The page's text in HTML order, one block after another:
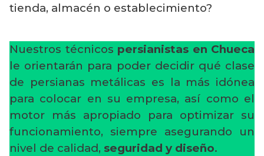
tienda, almacén o establecimiento?
Nuestros técnicos persianistas en Chueca
le orientarán para poder decidir qué clase
de persianas metálicas es la más idónea
para colocar en su empresa, así como el
motor más apropiado para optimizar su
funcionamiento, siempre asegurando un
nivel de calidad, seguridad y diseño.